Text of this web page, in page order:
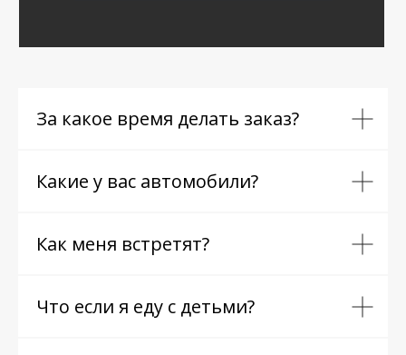
За какое время делать заказ?
Какие у вас автомобили?
Как меня встретят?
Что если я еду с детьми?